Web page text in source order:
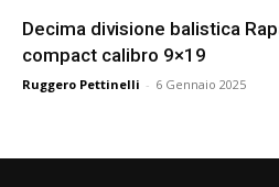
Decima divisione balistica
compact calibro 9×19
Ruggero Pettinelli - 6 Gennaio 2025